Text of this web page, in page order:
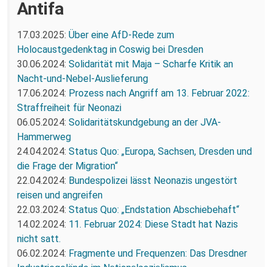
Antifa
17.03.2025: Über eine AfD-Rede zum
Holocaustgedenktag in Coswig bei Dresden
30.06.2024: Solidarität mit Maja – Scharfe Kritik an
Nacht-und-Nebel-Auslieferung
17.06.2024: Prozess nach Angriff am 13. Februar 2022:
Straffreiheit für Neonazi
06.05.2024: Solidaritätskundgebung an der JVA-
Hammerweg
24.04.2024: Status Quo: „Europa, Sachsen, Dresden und
die Frage der Migration“
22.04.2024: Bundespolizei lässt Neonazis ungestört
reisen und angreifen
22.03.2024: Status Quo: „Endstation Abschiebehaft“
14.02.2024: 11. Februar 2024: Diese Stadt hat Nazis
nicht satt.
06.02.2024: Fragmente und Frequenzen: Das Dresdner